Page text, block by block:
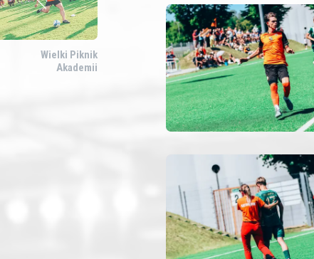
Wielki Piknik
Akademii